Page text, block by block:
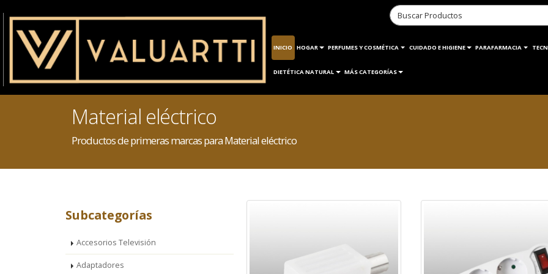
INICIO HOGAR PERFUMES Y COSMÉTICA CUIDADO E HIGIENE PARAFARMACIA
DIETÉTICA NATURAL MÁS CATEGORÍAS
Material eléctrico
Productos de primeras marcas para Material eléctrico
Subcategorías
Accesorios Televisión
Adaptadores